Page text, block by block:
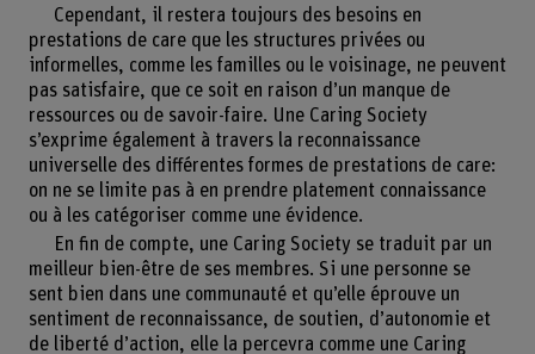
Cependant, il restera toujours des besoins en
prestations de care que les structures privées ou
informelles, comme les familles ou le voisinage, ne peuvent
pas satisfaire, que ce soit en raison d’un manque de
ressources ou de savoir-faire. Une Caring Society
s’exprime également à travers la reconnaissance
universelle des différentes formes de prestations de care:
on ne se limite pas à en prendre platement connaissance
ou à les catégoriser comme une évidence.
En fin de compte, une Caring Society se traduit par un
meilleur bien-être de ses membres. Si une personne se
sent bien dans une communauté et qu’elle éprouve un
sentiment de reconnaissance, de soutien, d’autonomie et
de liberté d’action, elle la percevra comme une Caring